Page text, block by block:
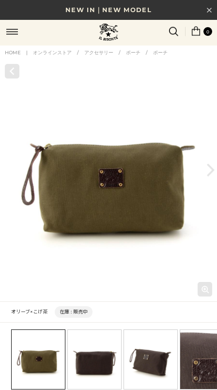
NEW IN｜NEW MODEL
8/17(月)10時まで｜税込11,000円以上で送料無料
贈る相手やシーンから選べる、新しいギフトガイド
0
HOME | オンラインストア / アクセサリー / ポーチ / ポーチ
オリーブ×こげ茶 在庫 : 販売中